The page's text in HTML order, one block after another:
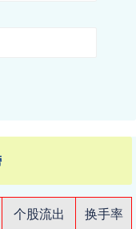
个股流出
换手率